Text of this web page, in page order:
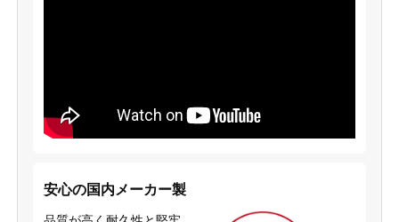
安心の国内メーカー製